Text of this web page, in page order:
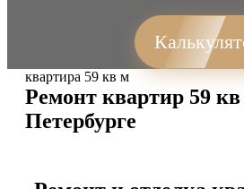
квартира 59 кв м
Ремонт квартир 59
Петербурге